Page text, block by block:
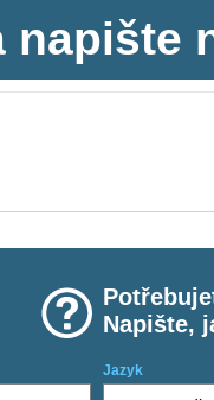
napište
Napište,
Jazyk